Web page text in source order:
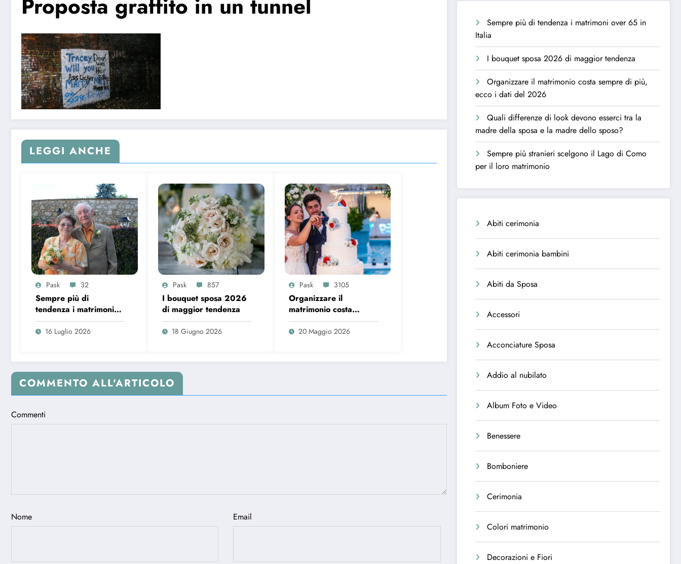
LEGGI ANCHE
Pask 32
Sempre più di
tendenza i matrimoni
over 65 in Italia
16 Luglio 2026
Pask 857
I bouquet sposa 2026
di maggior tendenza
18 Giugno 2026
Pask 3105
Organizzare il
matrimonio costa
sempre di più, ecco i
dati del 2026
20 Maggio 2026
COMMENTO ALL'ARTICOLO
Commenti
Nome Email
Sempre più di tendenza i matrimoni over 65 in
Italia
I bouquet sposa 2026 di maggior tendenza
Organizzare il matrimonio costa sempre di più,
ecco i dati del 2026
Quali differenze di look devono esserci tra la
madre della sposa e la madre dello sposo?
Sempre più stranieri scelgono il Lago di Como
per il loro matrimonio
Abiti cerimonia
Abiti cerimonia bambini
Abiti da Sposa
Accessori
Acconciature Sposa
Addio al nubilato
Album Foto e Video
Benessere
Bomboniere
Cerimonia
Colori matrimonio
Decorazioni e Fiori